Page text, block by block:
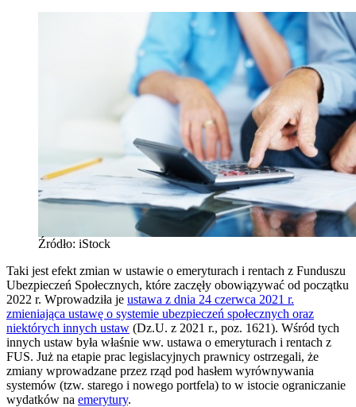
Źródło: iStock
Taki jest efekt zmian w ustawie o emeryturach i rentach z Funduszu
Ubezpieczeń Społecznych, które zaczęły obowiązywać od początku
2022 r. Wprowadziła je ustawa z dnia 24 czerwca 2021 r.
zmieniająca ustawę o systemie ubezpieczeń społecznych oraz
niektórych innych ustaw (Dz.U. z 2021 r., poz. 1621). Wśród tych
innych ustaw była właśnie ww. ustawa o emeryturach i rentach z
FUS. Już na etapie prac legislacyjnych prawnicy ostrzegali, że
zmiany wprowadzane przez rząd pod hasłem wyrównywania
systemów (tzw. starego i nowego portfela) to w istocie ograniczanie
wydatków na emerytury.